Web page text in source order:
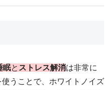
眠と ストレス解消は非常に
うことで、ホワイトノイズ